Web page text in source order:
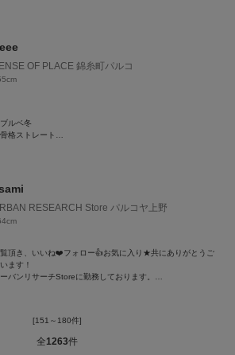
OF PLACE 錦糸町パルコ
ルベ冬
格ストレート
RESEARCH Store パルコヤ上野
覧頂き、いいね❤️フォロー👍お気に入り★共にありがとうご
ます！
バンリサーチStoreに勤務しております。
軽にいいね❤️フォローして下さい^ ^
[151～180件]
全1263件